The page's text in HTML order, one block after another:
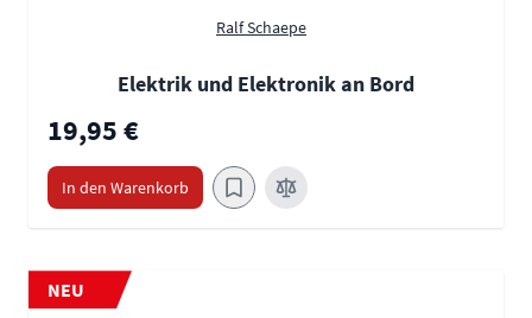
Ralf Schaepe
Elektrik und Elektronik an Bord
19,95 €
In den Warenkorb
NEU